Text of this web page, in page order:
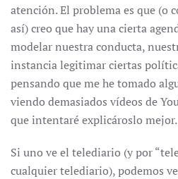
atención. El problema es que (o
así) creo que hay una cierta
modelar nuestra conducta,
instancia legitimar ciertas
pensando que me he tomado
viendo demasiados vídeos de
que intentaré explicároslo mejor.
Si uno ve el telediario (y por
cualquier telediario), podemos